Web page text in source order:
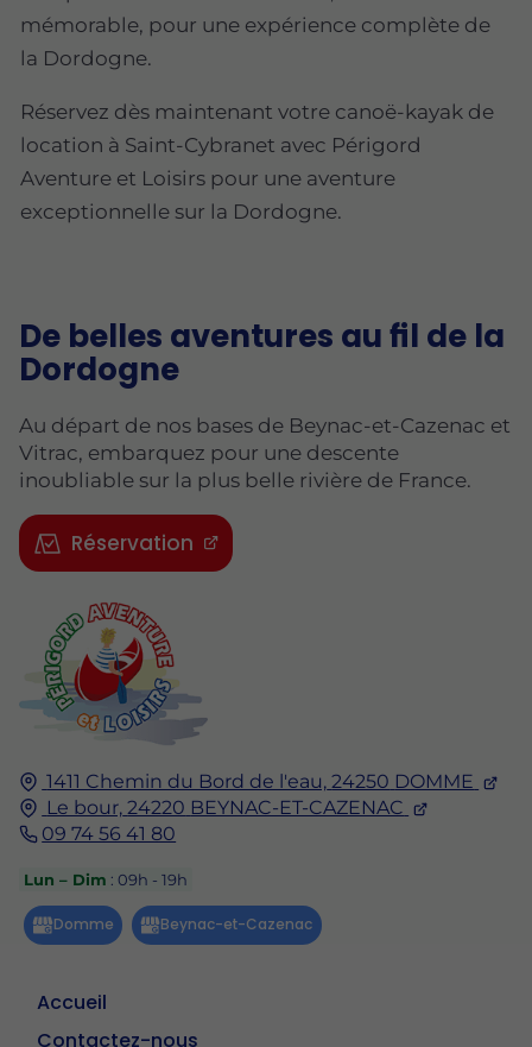
mémorable, pour une expérience complète de
la Dordogne.
Réservez dès maintenant votre canoë-kayak de
location à Saint-Cybranet avec Périgord
Aventure et Loisirs pour une aventure
exceptionnelle sur la Dordogne.
1411 Chemin du Bord de l'eau, 24250 DOMME
Le bour, 24220 BEYNAC-ET-CAZENAC
09 74 56 41 80
Lun – Dim : 09h - 19h
Accueil
Contactez-nous
De belles aventures au fil de la
Dordogne
Au départ de nos bases de Beynac-et-Cazenac et
Vitrac, embarquez pour une descente
inoubliable sur la plus belle rivière de France.
Réservation